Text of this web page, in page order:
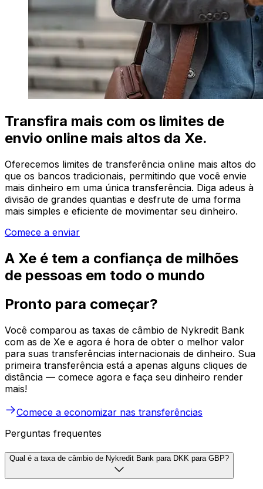
Transfira mais com os limites de
envio online mais altos da Xe.
Oferecemos limites de transferência online mais altos do
que os bancos tradicionais, permitindo que você envie
mais dinheiro em uma única transferência. Diga adeus à
divisão de grandes quantias e desfrute de uma forma
mais simples e eficiente de movimentar seu dinheiro.
Comece a enviar
A Xe é tem a confiança de milhões
de pessoas em todo o mundo
Pronto para começar?
Você comparou as taxas de câmbio de Nykredit Bank
com as de Xe e agora é hora de obter o melhor valor
para suas transferências internacionais de dinheiro. Sua
primeira transferência está a apenas alguns cliques de
distância — comece agora e faça seu dinheiro render
mais!
Comece a economizar nas transferências
Perguntas frequentes
Qual é a taxa de câmbio de Nykredit Bank para DKK para GBP?